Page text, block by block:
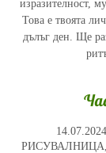
изразителност,
Това е твоята
дълъг ден. Ще
РИСУВАЛНИЦА,